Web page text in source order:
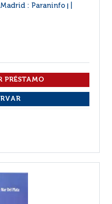
Madrid : Paraninfo